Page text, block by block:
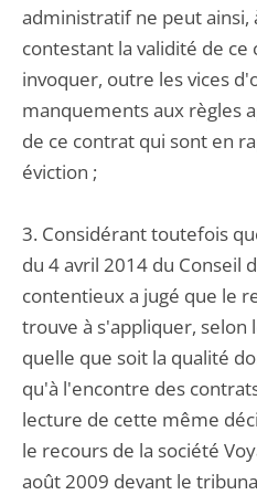
administratif ne peut ainsi,
contestant la validité de
invoquer, outre les vices
manquements aux règles
de ce contrat qui sont en
éviction ;
3. Considérant toutefois
du 4 avril 2014 du Conseil
contentieux a jugé que le
trouve à s'appliquer,
quelle que soit la qualité
qu'à l'encontre des
lecture de cette même
le recours de la société
août 2009 devant le